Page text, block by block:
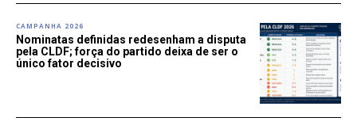
CAMPANHA 2026
Nominatas definidas redesenham a disputa
pela CLDF; força do partido deixa de ser o
único fator decisivo